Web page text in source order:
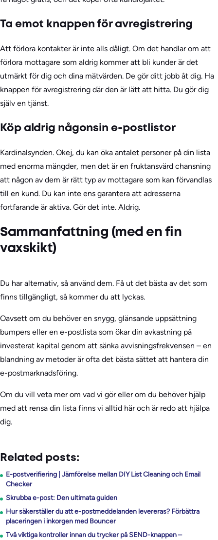
Ta emot knappen för avregistrering
Att förlora kontakter är inte alls dåligt. Om det handlar om att
förlora mottagare som aldrig kommer att bli kunder är det
utmärkt för dig och dina mätvärden. De gör ditt jobb åt dig. Ha
knappen för avregistrering där den är lätt att hitta. Du gör dig
själv en tjänst.
Köp aldrig någonsin e-postlistor
Kardinalsynden. Okej, du kan öka antalet personer på din lista
med enorma mängder, men det är en fruktansvärd chansning
att någon av dem är rätt typ av mottagare som kan förvandlas
till en kund. Du kan inte ens garantera att adresserna
fortfarande är aktiva. Gör det inte. Aldrig.
Sammanfattning (med en fin
vaxskikt)
Du har alternativ, så använd dem. Få ut det bästa av det som
finns tillgängligt, så kommer du att lyckas.
Oavsett om du behöver en snygg, glänsande uppsättning
bumpers eller en e-postlista som ökar din avkastning på
investerat kapital genom att sänka avvisningsfrekvensen – en
blandning av metoder är ofta det bästa sättet att hantera din
e-postmarknadsföring.
Om du vill veta mer om vad vi gör eller om du behöver hjälp
med att rensa din lista finns vi alltid här och är redo att hjälpa
dig.
Related posts:
E-postverifiering | Jämförelse mellan DIY List Cleaning och Email
Checker
Skrubba e-post: Den ultimata guiden
Hur säkerställer du att e-postmeddelanden levereras? Förbättra
placeringen i inkorgen med Bouncer
Två viktiga kontroller innan du trycker på SEND-knappen –